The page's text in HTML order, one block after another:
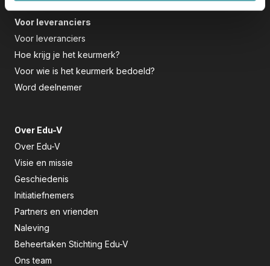
Voor leveranciers
Voor leveranciers
Hoe krijg je het keurmerk?
Voor wie is het keurmerk bedoeld?
Word deelnemer
Over Edu-V
Over Edu-V
Visie en missie
Geschiedenis
Initiatiefnemers
Partners en vrienden
Naleving
Beheertaken Stichting Edu-V
Ons team